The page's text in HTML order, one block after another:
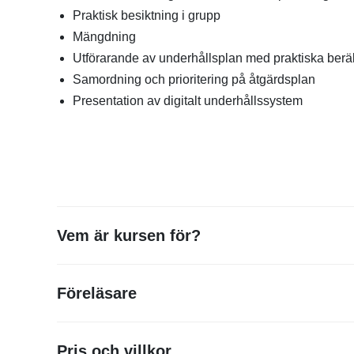
Praktisk besiktning i grupp
Mängdning
Utförarande av underhållsplan med praktiska
Samordning och prioritering på åtgärdsplan
Presentation av digitalt underhållssystem
Vem är kursen för?
områdeschefer, fastighetsingenjörer,
Föreläsare